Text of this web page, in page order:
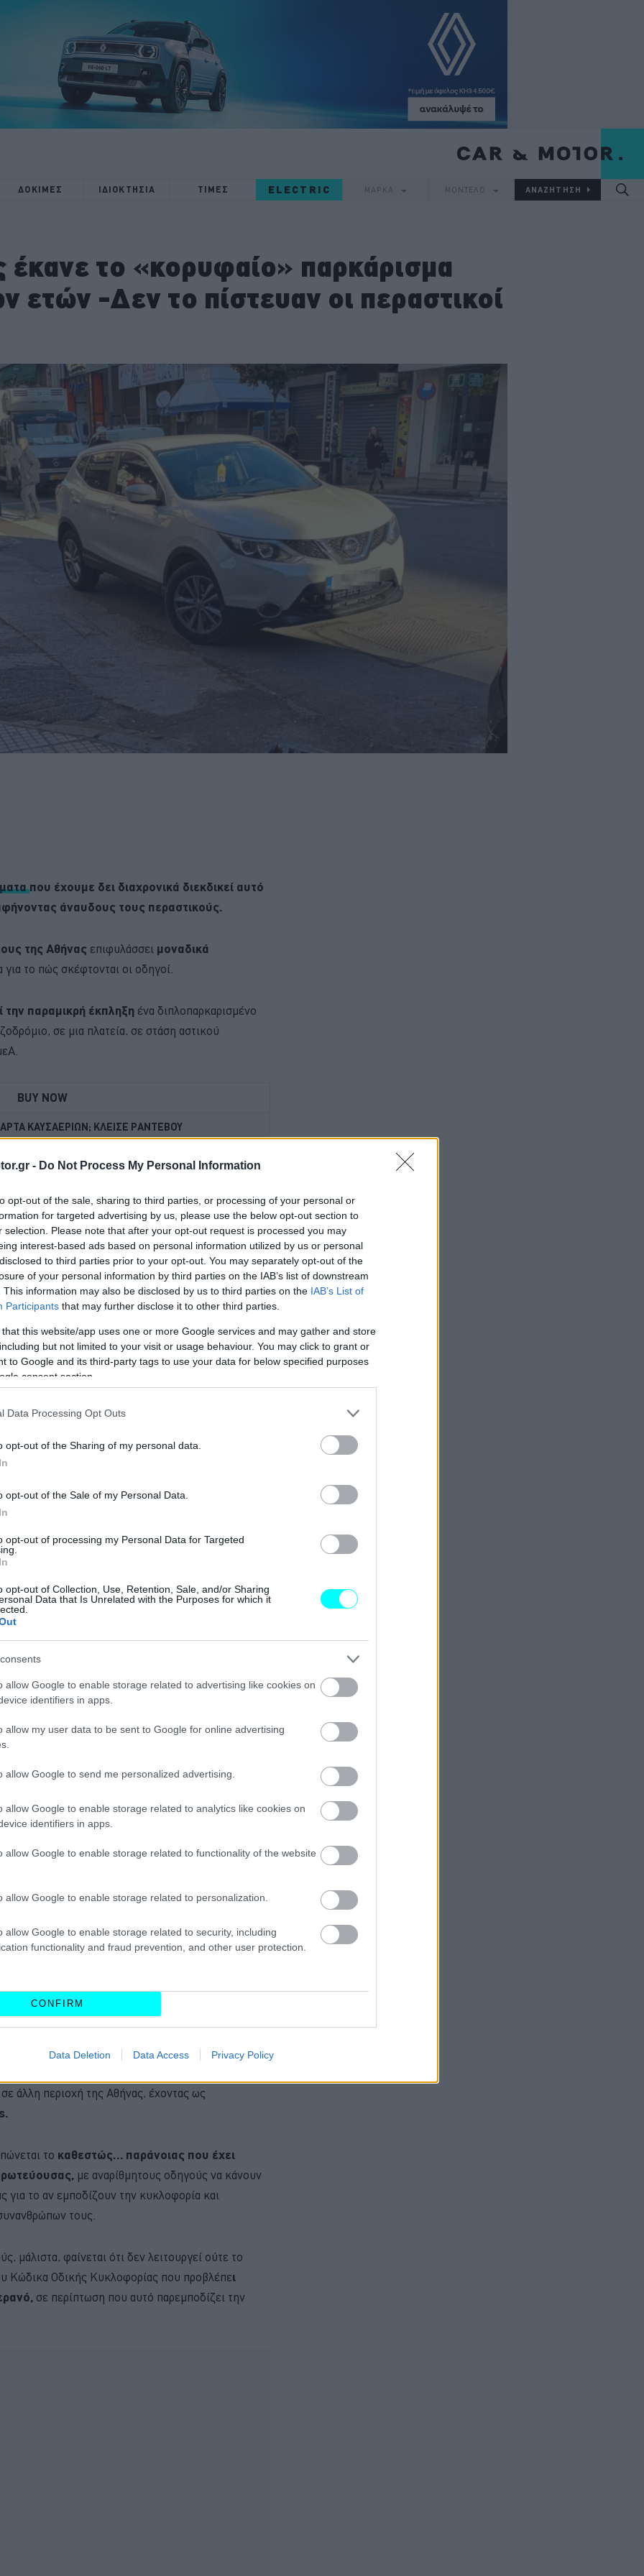
- Do Not Process My Personal Information
opt-out of the sale, sharing to third parties, or processing of your personal or
for targeted advertising by us, please use the below opt-out section to
selection. Please note that after your opt-out request is processed you may
interest-based ads based on personal information utilized by us or personal
to third parties prior to your opt-out. You may separately opt-out of the
of your personal information by third parties on the IAB’s list of downstream
This information may also be disclosed by us to third parties on the IAB’s List of
Participants that may further disclose it to other third parties.
that this website/app uses one or more Google services and may gather and store
but not limited to your visit or usage behaviour. You may click to grant or
to Google and its third-party tags to use your data for below specified purposes
consent section.
Data Processing Opt Outs
opt-out of the Sharing of my personal data.
opt-out of the Sale of my Personal Data.
opt-out of processing my Personal Data for Targeted
opt-out of Collection, Use, Retention, Sale, and/or Sharing
Data that Is Unrelated with the Purposes for which it
allow Google to enable storage related to advertising like cookies on
identifiers in apps.
allow my user data to be sent to Google for online advertising
allow Google to send me personalized advertising.
allow Google to enable storage related to analytics like cookies on
identifiers in apps.
allow Google to enable storage related to functionality of the website
allow Google to enable storage related to personalization.
allow Google to enable storage related to security, including
functionality and fraud prevention, and other user protection.
CONFIRM
Data Deletion Data Access Privacy Policy
ΔΟΚΙΜΕΣ ΙΔΙΟΚΤΗΣΙΑ ΤΙΜΕΣ ELECTRIC ΜΑΡΚΑ ΜΟΝΤΕΛΟ
το «κορυφαίο» παρκάρισμα
ετών -Δεν το πίστευαν οι περαστικοί
που έχουμε δει διαχρονικά διεκδικεί αυτό
άναυδους τους περαστικούς.
της Αθήνας επιφυλάσσει μοναδικά
το πώς σκέφτονται οι οδηγοί.
παραμικρή έκπληξη ένα διπλοπαρκαρισμένο
σε μια πλατεία, σε στάση αστικού
BUY NOW
ΚΑΥΣΑΕΡΙΩΝ; ΚΛΕΙΣΕ ΡΑΝΤΕΒΟΥ
ΑΠΟ 16.450 ΕΥΡΩ
εφόσον αντικρίσει ένα παρκάρισμα σαν το
έχει παρκάρεικυριολεκτικά στη μέση του
καιΣοφοκλέουςστηνΚαλλιθέα, υψώνοντας
προς τη Σοφοκλέους.
ομάδα του Facebook, με τον άνθρωπο που
ότιδεν υπήρχε κανείς μέσα στο
λεπτά, προκειμένου να εξετάσει αν το όχημα είχε
βρισκόταν σε κοντινό σημείο περιμένοντας την
έγινε.
μόλις λίγων λεπτών δημοσιεύθηκε ένα
σε άλλη περιοχή της Αθήνας, έχοντας ως
το καθεστώς… παράνοιας που έχει
με αναρίθμητους οδηγούς να κάνουν
για το αν εμποδίζουν την κυκλοφορία και
τους.
μάλιστα, φαίνεται ότι δεν λειτουργεί ούτε το
Κώδικα Οδικής Κυκλοφορίας που προβλέπει
σε περίπτωση που αυτό παρεμποδίζει την